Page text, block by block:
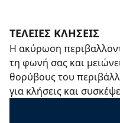
ΤΈΛΕΙΕΣ ΚΛΉΣΕΙΣ
Η ακύρωση
τη φωνή σας και
θορύβους του
για κλήσεις και